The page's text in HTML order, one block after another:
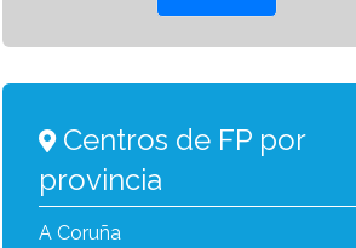
Centros de FP por
provincia
A Coruña